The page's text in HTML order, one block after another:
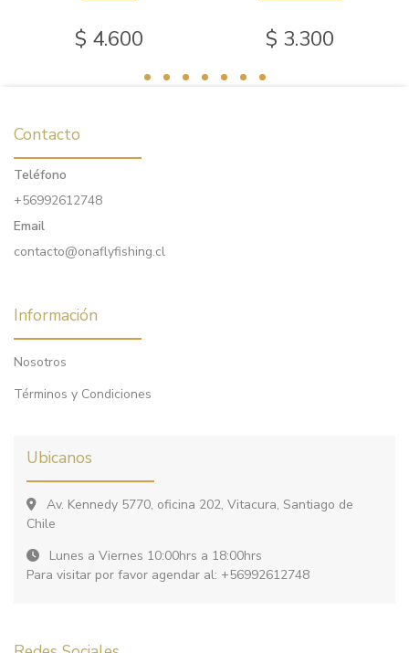
$ 4.600 $ 3.300
Contacto
Teléfono
+56992612748
Email
contacto@onaflyfishing.cl
Información
Nosotros
Términos y Condiciones
Ubicanos
Av. Kennedy 5770, oficina 202, Vitacura, Santiago de
Chile
Lunes a Viernes 10:00hrs a 18:00hrs
Para visitar por favor agendar al: +56992612748